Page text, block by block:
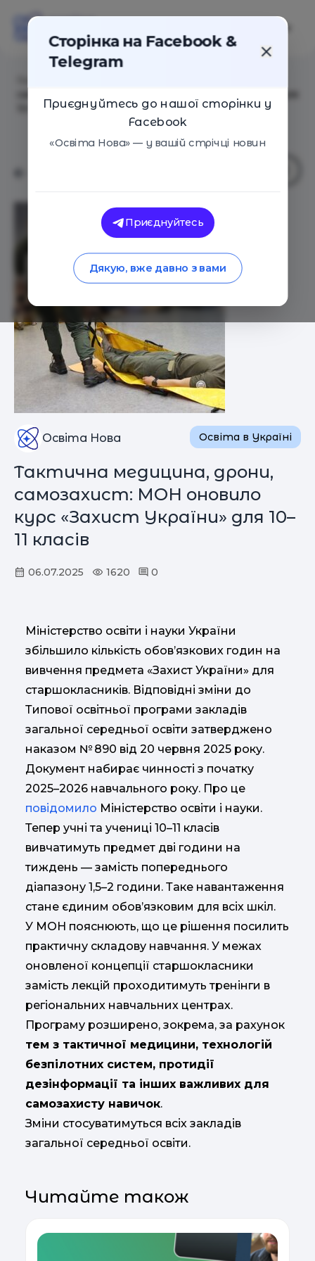
10–11 класів
Освіта Нова Освіта в Україні
Тактична медицина, дрони,
самозахист: МОН оновило
курс «Захист України» для 10–
11 класів
06.07.2025 1620 0
Міністерство освіти і науки України
збільшило кількість обов’язкових годин на
вивчення предмета «Захист України» для
старшокласників. Відповідні зміни до
Типової освітньої програми закладів
загальної середньої освіти затверджено
наказом № 890 від 20 червня 2025 року.
Документ набирає чинності з початку
2025–2026 навчального року. Про це
повідомило Міністерство освіти і науки.
Тепер учні та учениці 10–11 класів
вивчатимуть предмет дві години на
тиждень — замість попереднього
діапазону 1,5–2 години. Таке навантаження
стане єдиним обов’язковим для всіх шкіл.
У МОН пояснюють, що це рішення посилить
практичну складову навчання. У межах
оновленої концепції старшокласники
замість лекцій проходитимуть тренінги в
регіональних навчальних центрах.
Програму розширено, зокрема, за рахунок
тем з тактичної медицини, технологій
безпілотних систем, протидії
дезінформації та інших важливих для
самозахисту навичок.
Зміни стосуватимуться всіх закладів
загальної середньої освіти.
Читайте також
Сторінка на Facebook &
Telegram
Приєднуйтесь до нашої сторінки у
Facebook
«Освіта Нова» — у вашій стрічці новин
Приєднуйтесь
Дякую, вже давно з вами